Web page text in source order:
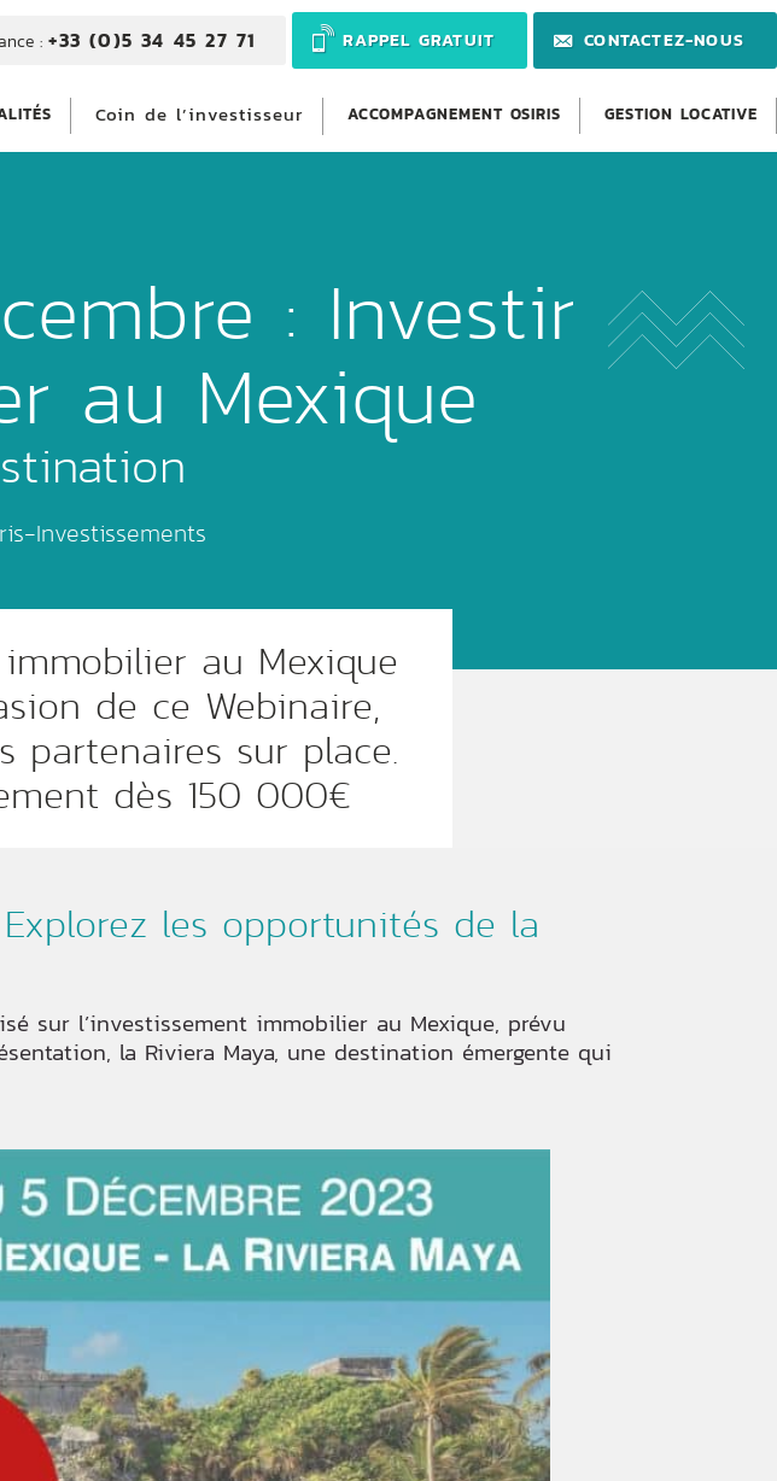
:+33 (0)5 34 45 27 71 RAPPEL GRATUIT CONTACTEZ-NOUS
Coin de l’investisseur ACCOMPAGNEMENT OSIRIS GESTION LOCATIVE
: Investir
au Mexique
Investissements
au Mexique
de ce Webinaire,
partenaires sur place.
dès 150 000€
les opportunités de la
sur l’investissement immobilier au Mexique, prévu
la Riviera Maya, une destination émergente qui